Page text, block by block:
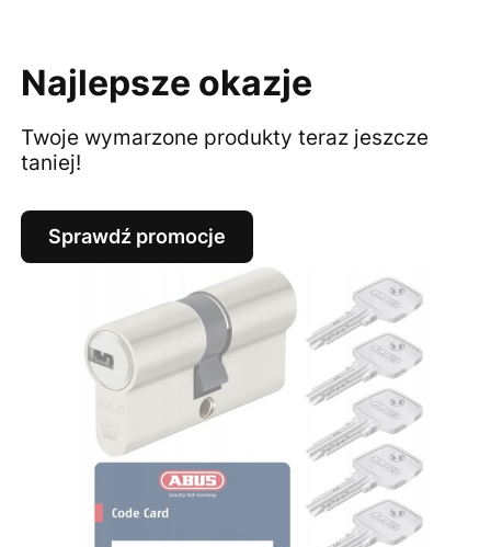
Najlepsze okazje
Twoje wymarzone produkty teraz jeszcze
taniej!
Sprawdź promocje